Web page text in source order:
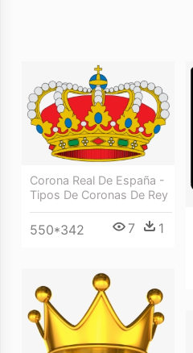
Corona Real De España -
Tipos De Coronas De Rey
550*342 7 1